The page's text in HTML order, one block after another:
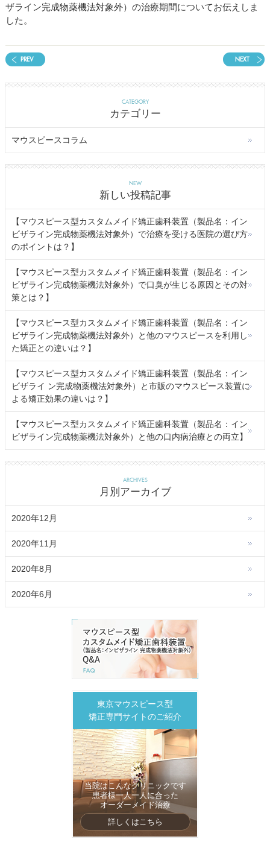
ザライン完成物薬機法対象外）の治療期間についてお伝えしま
した。
PREV NEXT
CATEGORY
カテゴリー
マウスピースコラム
NEW
新しい投稿記事
【マウスピース型カスタムメイド矯正歯科装置（製品名：イン
ビザライン完成物薬機法対象外）で治療を受ける医院の選び方
のポイントは？】
【マウスピース型カスタムメイド矯正歯科装置（製品名：イン
ビザライン完成物薬機法対象外）で口臭が生じる原因とその対
策とは？】
【マウスピース型カスタムメイド矯正歯科装置（製品名：イン
ビザライン完成物薬機法対象外）と他のマウスピースを利用し
た矯正との違いは？】
【マウスピース型カスタムメイド矯正歯科装置（製品名：イン
ビザライ ン完成物薬機法対象外）と市販のマウスピース装置に
よる矯正効果の違いは？】
【マウスピース型カスタムメイド矯正歯科装置（製品名：イン
ビザライン完成物薬機法対象外）と他の口内病治療との両立】
ARCHIVES
月別アーカイブ
2020年12月
2020年11月
2020年8月
2020年6月
東京マウスピース型
矯正専門サイトのご紹介
当院はこんなクリニックです
患者様一人一人に合った
オーダーメイド治療
詳しくはこちら